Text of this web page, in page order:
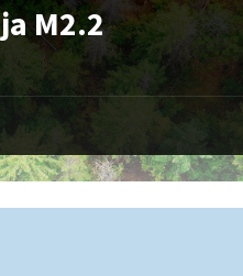
M2.2